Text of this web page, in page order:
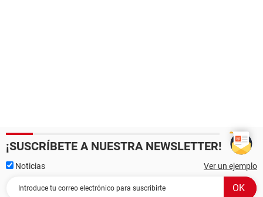
¡SUSCRÍBETE A NUESTRA NEWSLETTER!
Noticias Ver un ejemplo